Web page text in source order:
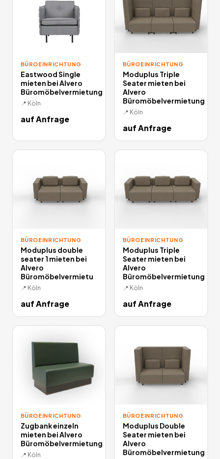
BÜROEINRICHTUNG
Eastwood Single
mieten bei Alvero
Büromöbelvermietung
📍 Köln
auf Anfrage
BÜROEINRICHTUNG
Moduplus Triple
Seater mieten bei
Alvero
Büromöbelvermietung
📍 Köln
auf Anfrage
BÜROEINRICHTUNG
Moduplus double
seater 1 mieten bei
Alvero
Büromöbelvermietu
📍 Köln
auf Anfrage
BÜROEINRICHTUNG
Moduplus Triple
Seater mieten bei
Alvero
Büromöbelvermietung
📍 Köln
auf Anfrage
BÜROEINRICHTUNG
Zugbank einzeln
mieten bei Alvero
Büromöbelvermietung
📍 Köln
BÜROEINRICHTUNG
Moduplus Double
Seater mieten bei
Alvero
Büromöbelvermietung